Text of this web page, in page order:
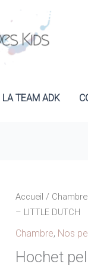
LA TEAM ADK
Accueil / Chambre
– LITTLE DUTCH
Chambre, Nos
Hochet